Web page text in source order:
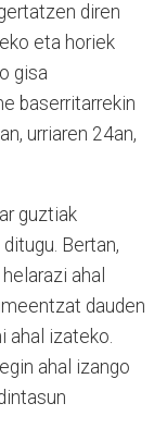
diren
eta horiek
gisa
baserritarrekin
urriaren 24an,
guztiak
Bertan,
ahal
dauden
ahal izateko.
ahal izango